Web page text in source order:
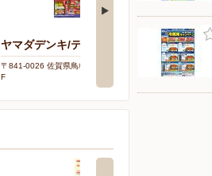
ヤマダデンキ/テックランド鳥栖店
〒841-0026 佐賀県鳥栖市本鳥栖町537-1 フレスポ鳥栖2
F